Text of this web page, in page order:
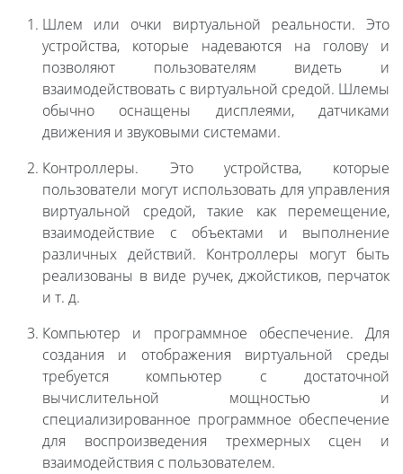
Шлем или очки виртуальной реальности. Это
устройства, которые надеваются на голову и
позволяют пользователям видеть и
взаимодействовать с виртуальной средой. Шлемы
обычно оснащены дисплеями, датчиками
движения и звуковыми системами.
Контроллеры. Это устройства, которые
пользователи могут использовать для управления
виртуальной средой, такие как перемещение,
взаимодействие с объектами и выполнение
различных действий. Контроллеры могут быть
реализованы в виде ручек, джойстиков, перчаток
и т. д.
Компьютер и программное обеспечение. Для
создания и отображения виртуальной среды
требуется компьютер с достаточной
вычислительной мощностью и
специализированное программное обеспечение
для воспроизведения трехмерных сцен и
взаимодействия с пользователем.